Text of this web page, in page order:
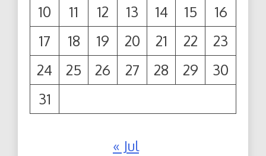
10
11 12 13 14 15
16
17
18 19 20 21 22
23
24
25 26 27 28 29
30
31
« Jul